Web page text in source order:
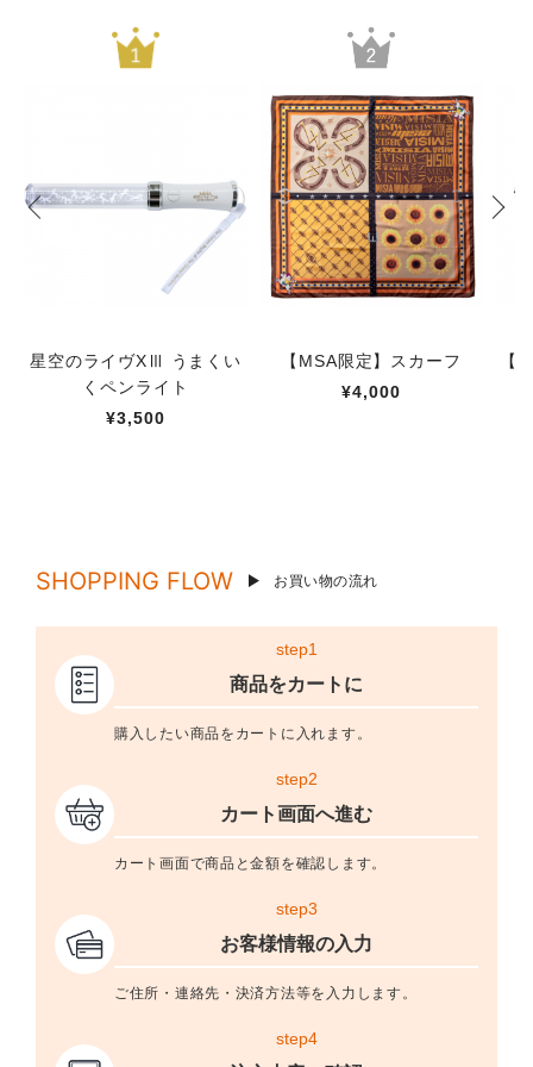
星空のライヴXⅢ うまくい
くペンライト
¥3,500
【MSA限定】スカーフ
¥4,000
【
SHOPPING FLOW お買い物の流れ
step1
商品をカートに
購入したい商品をカートに入れます。
step2
カート画面へ進む
カート画面で商品と金額を確認します。
step3
お客様情報の入力
ご住所・連絡先・決済方法等を入力します。
step4